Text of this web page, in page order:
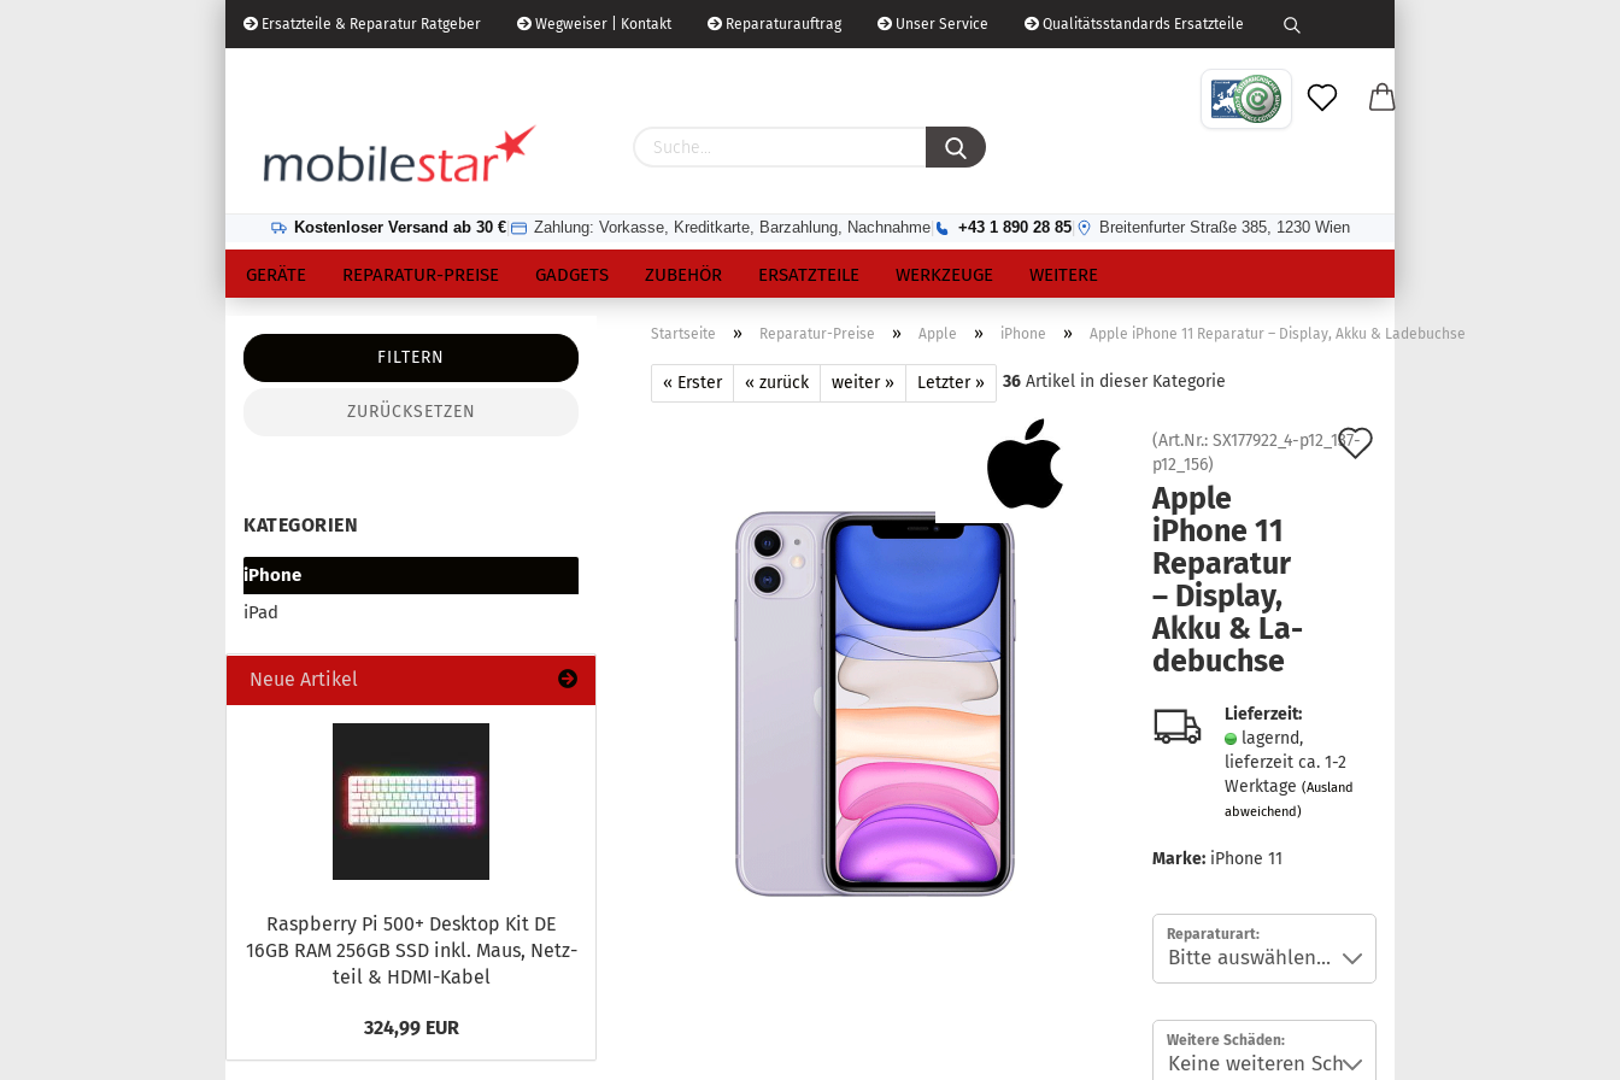
Ersatzteile & Reparatur Ratgeber Wegweiser | Kontakt Reparaturauftrag Unser Service Qualitätsstandards Ersatzteile
Kostenloser Versand ab 30 € Zahlung: Vorkasse, Kreditkarte, Barzahlung, Nachnahme +43 1 890 28 85 Breitenfurter Straße 385, 1230 Wien
GERÄTE REPARATUR-PREISE GADGETS ZUBEHÖR ERSATZTEILE WERKZEUGE WEITERE
Startseite » Reparatur-Preise » Apple » iPhone » Apple iPhone 11 Reparatur – Display, Akku & Ladebuchse
« Erster « zurück weiter » Letzter » 36 Artikel in dieser Kategorie
(Art.Nr.:SX177922_4-p12_137-
p12_156)
Apple
iPho­ne 11
Re­pa­ra­tur
– Dis­play,
Akku & La­
de­buch­se
Lieferzeit:
lagernd,
lieferzeit ca. 1-2
Werktage(Ausland
abweichend)
Marke: iPhone 11
Reparaturart:
Weitere Schäden:
FILTERN
ZURÜCKSETZEN
KATEGORIEN
iPhone
iPad
Neue Artikel
Raspber­ry Pi 500+ Desk­top Kit DE
16GB RAM 256GB SSD inkl. Maus, Netz­
teil & HDMI-​Kabel
324,99 EUR